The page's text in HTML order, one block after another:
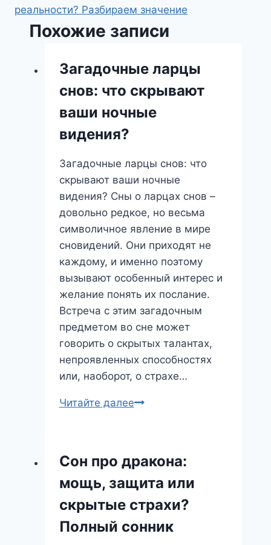
реальности? Разбираем значение
Похожие записи
Загадочные ларцы
снов: что скрывают
ваши ночные
видения?
Загадочные ларцы снов: что
скрывают ваши ночные
видения? Сны о ларцах снов –
довольно редкое, но весьма
символичное явление в мире
сновидений. Они приходят не
каждому, и именно поэтому
вызывают особенный интерес и
желание понять их послание.
Встреча с этим загадочным
предметом во сне может
говорить о скрытых талантах,
непроявленных способностях
или, наоборот, о страхе…
Читайте далееЗагадочные
скрывают
ваши
ночные
видения?
Сон про дракона:
мощь, защита или
скрытые страхи?
Полный сонник